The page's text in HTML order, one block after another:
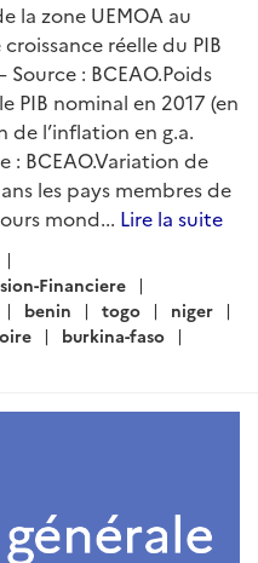
la zone UEMOA au
réelle du PIB
: BCEAO.Poids
PIB nominal en 2017 (en
de l’inflation en g.a.
: BCEAO.Variation de
les pays membres de
mond... Lire la suite
Financiere
benin togo
niger
burkina-faso